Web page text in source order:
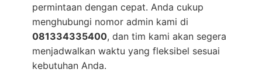
permintaan dengan cepat. Anda cukup
menghubungi nomor admin kami di
081334335400, dan tim kami akan segera
menjadwalkan waktu yang fleksibel sesuai
kebutuhan Anda.